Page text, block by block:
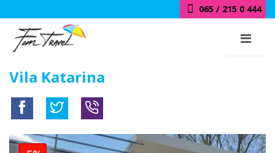
065 / 215 0 444
Vila Katarina